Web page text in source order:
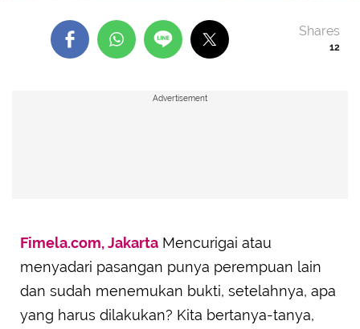
12
Shares
Advertisement
Fimela.com, Jakarta Mencurigai atau
menyadari pasangan punya perempuan lain
dan sudah menemukan bukti, setelahnya, apa
yang harus dilakukan? Kita bertanya-tanya,